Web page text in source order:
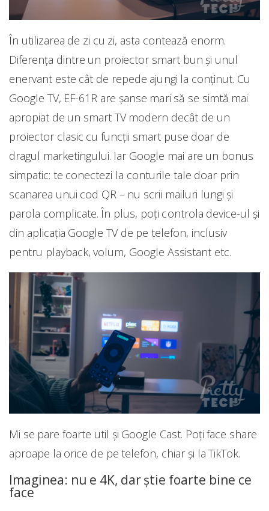
În utilizarea de zi cu zi, asta contează enorm.
Diferența dintre un proiector smart bun și unul
enervant este cât de repede ajungi la conținut. Cu
Google TV, EF-61R are șanse mari să se simtă mai
apropiat de un smart TV modern decât de un
proiector clasic cu funcții smart puse doar de
dragul marketingului. Iar Google mai are un bonus
simpatic: te conectezi la conturile tale doar prin
scanarea unui cod QR – nu scrii mailuri lungi și
parola complicate. În plus, poți controla device-ul și
din aplicația Google TV de pe telefon, inclusiv
pentru playback, volum, Google Assistant etc.
Mi se pare foarte util și Google Cast. Poți face share
aproape la orice de pe telefon, chiar și la TikTok.
Imaginea: nu e 4K, dar știe foarte bine ce
face